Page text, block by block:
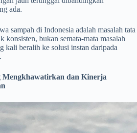
ada.
sampah di Indonesia adalah masalah tata
konsisten, bukan semata-mata masalah
kali beralih ke solusi instan daripada
Mengkhawatirkan dan Kinerja